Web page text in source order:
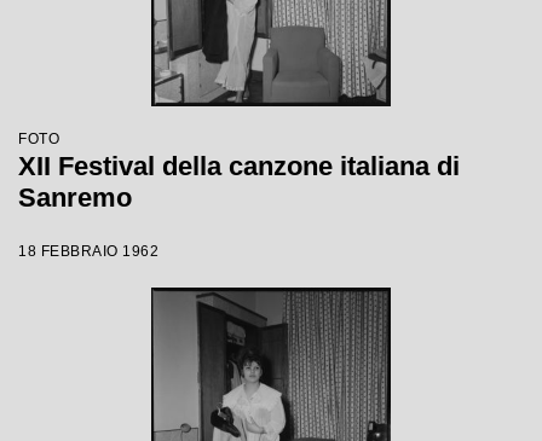
FOTO
XII Festival della canzone italiana di
Sanremo
18 FEBBRAIO 1962